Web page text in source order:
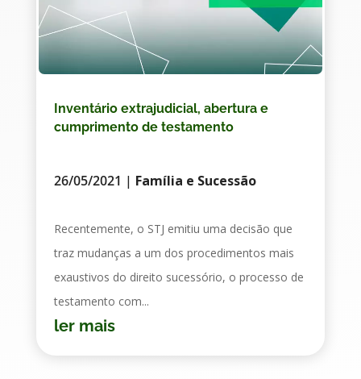
Inventário extrajudicial, abertura e
cumprimento de testamento
26/05/2021 | Família e Sucessão
Recentemente, o STJ emitiu uma decisão que
traz mudanças a um dos procedimentos mais
exaustivos do direito sucessório, o processo de
testamento com...
ler mais